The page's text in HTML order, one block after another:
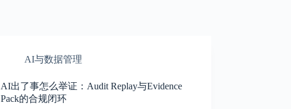
AI与数据管理
AI出了事怎么举证：Audit Replay与Evidence
Pack的合规闭环